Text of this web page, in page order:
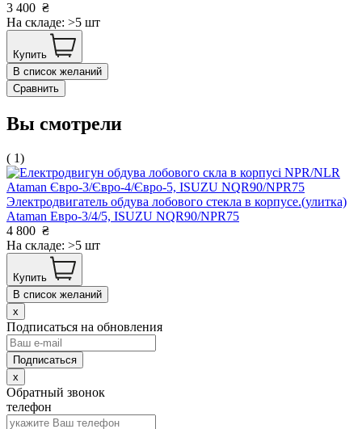
3 400 ₴
На складе: >5 шт
Купить
В список желаний
Сравнить
Вы смотрели
( 1)
Электродвигатель обдува лобового стекла в корпусе.(улитка)
Ataman Евро-3/4/5, ISUZU NQR90/NPR75
4 800 ₴
На складе: >5 шт
Купить
В список желаний
x
Подписаться на обновления
x
Обратный звонок
телефон